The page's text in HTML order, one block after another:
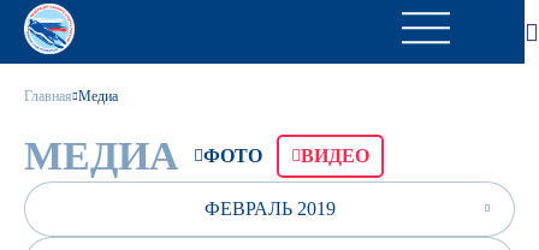
Главная Медиа
МЕДИА ФОТО ВИДЕО
ФЕВРАЛЬ 2019